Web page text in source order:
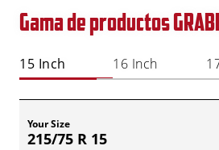
Gama de productos
15 Inch 16 Inch
Your Size
215/75 R 15